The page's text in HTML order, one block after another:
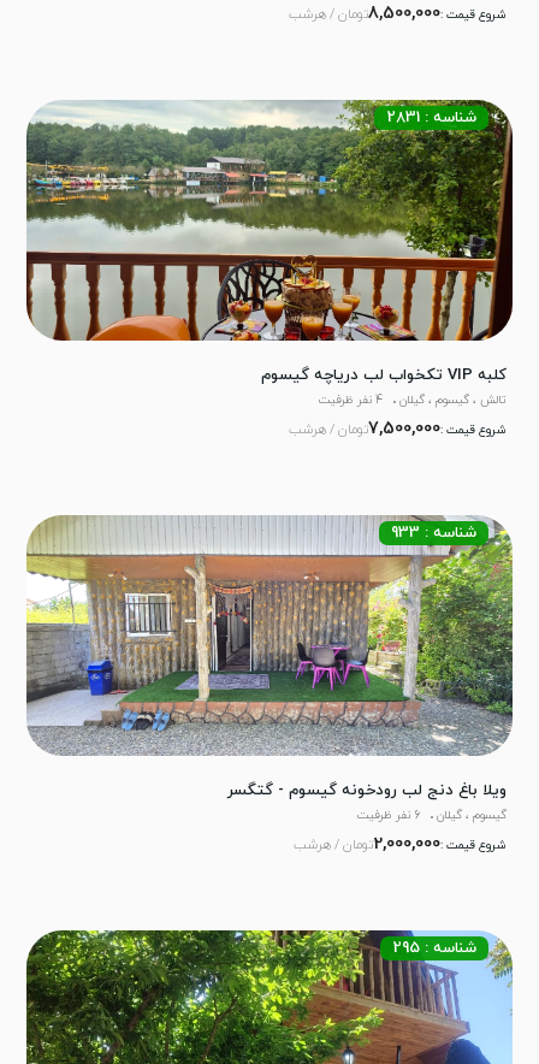
شروع قیمت :8,500,000تومان / هرشب
کلبه VIP تکخواب لب دریاچه گیسوم
شناسه : 2831
تالش ، گیسوم ، گیلان
4 نفر ظرفیت
شروع قیمت :7,500,000تومان / هرشب
ویلا باغ دنج لب رودخونه گیسوم - گتگسر
شناسه : 933
گیسوم ، گیلان
6 نفر ظرفیت
شروع قیمت :2,000,000تومان / هرشب
شناسه : 295